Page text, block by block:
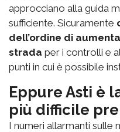
approcciano alla guida
sufficiente. Sicuramente
dell’ordine di
strada per i controlli e
punti in cui è possibile
Eppure Asti è
più difficile
I numeri allarmanti sulle